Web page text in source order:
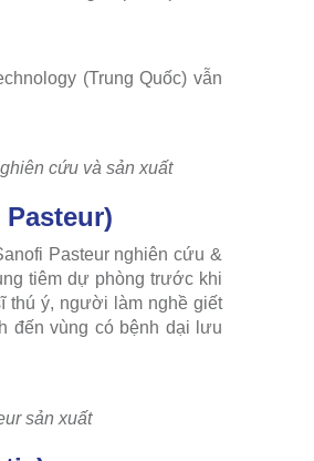
(Trung Quốc) vẫn
cứu và sản xuất
Pasteur nghiên cứu &
tiêm dự phòng trước khi
thú ý, người làm nghề giết
đến vùng có bệnh dại lưu
sản xuất